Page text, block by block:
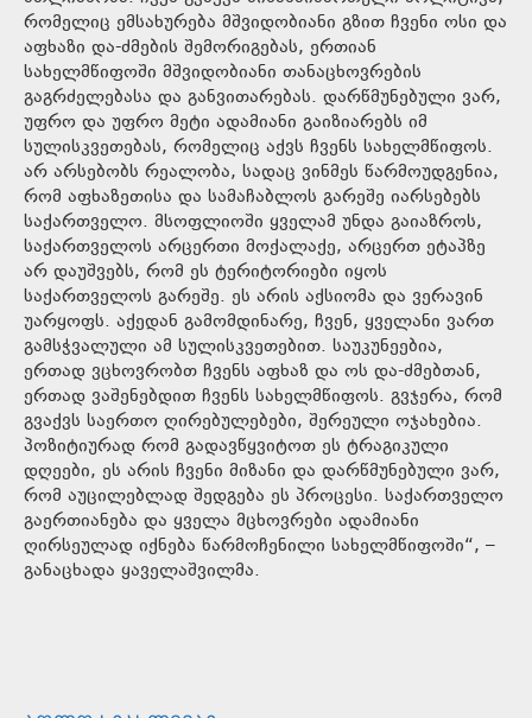
რომელიც ემსახურება მშვიდობიანი გზით ჩვენი ოსი და
აფხაზი და-ძმების შემორიგებას, ერთიან
სახელმწიფოში მშვიდობიანი თანაცხოვრების
გაგრძელებასა და განვითარებას. დარწმუნებული ვარ,
უფრო და უფრო მეტი ადამიანი გაიზიარებს იმ
სულისკვეთებას, რომელიც აქვს ჩვენს სახელმწიფოს.
არ არსებობს რეალობა, სადაც ვინმეს წარმოუდგენია,
რომ აფხაზეთისა და სამაჩაბლოს გარეშე იარსებებს
საქართველო. მსოფლიოში ყველამ უნდა გაიაზროს,
საქართველოს არცერთი მოქალაქე, არცერთ ეტაპზე
არ დაუშვებს, რომ ეს ტერიტორიები იყოს
საქართველოს გარეშე. ეს არის აქსიომა და ვერავინ
უარყოფს. აქედან გამომდინარე, ჩვენ, ყველანი ვართ
გამსჭვალული ამ სულისკვეთებით. საუკუნეებია,
ერთად ვცხოვრობთ ჩვენს აფხაზ და ოს და-ძმებთან,
ერთად ვაშენებდით ჩვენს სახელმწიფოს. გვჯერა, რომ
გვაქვს საერთო ღირებულებები, შერეული ოჯახებია.
პოზიტიურად რომ გადავწყვიტოთ ეს ტრაგიკული
დღეები, ეს არის ჩვენი მიზანი და დარწმუნებული ვარ,
რომ აუცილებლად შედგება ეს პროცესი. საქართველო
გაერთიანება და ყველა მცხოვრები ადამიანი
ღირსეულად იქნება წარმოჩენილი სახელმწიფოში“, –
განაცხადა ყაველაშვილმა.